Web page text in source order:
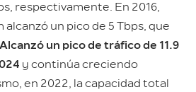
respectivamente. En 2016,
un pico de 5 Tbps, que
Alcanzó un pico de tráfico de 11.9
y continúa creciendo
en 2022, la capacidad total